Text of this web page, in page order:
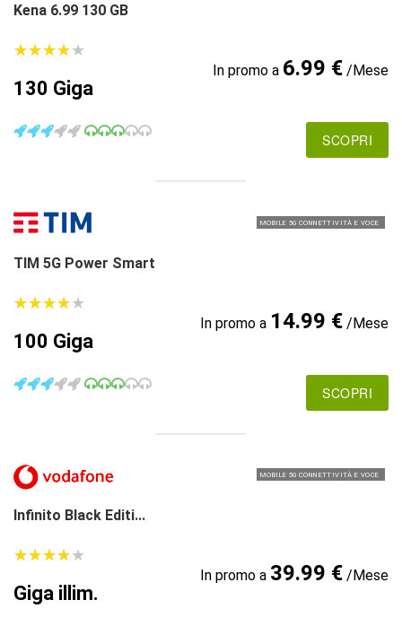
Kena 6.99 130 GB
★★★★★
★★★★★
130 Giga
In promo a 6.99 €/Mese
SCOPRI
MOBILE 5G CONNETTIVITÀ E VOCE
TIM 5G Power Smart
★★★★★
★★★★★
100 Giga
In promo a 14.99 €/Mese
SCOPRI
MOBILE 5G CONNETTIVITÀ E VOCE
Infinito Black Editi...
★★★★★
★★★★★
Giga illim.
In promo a 39.99 €/Mese